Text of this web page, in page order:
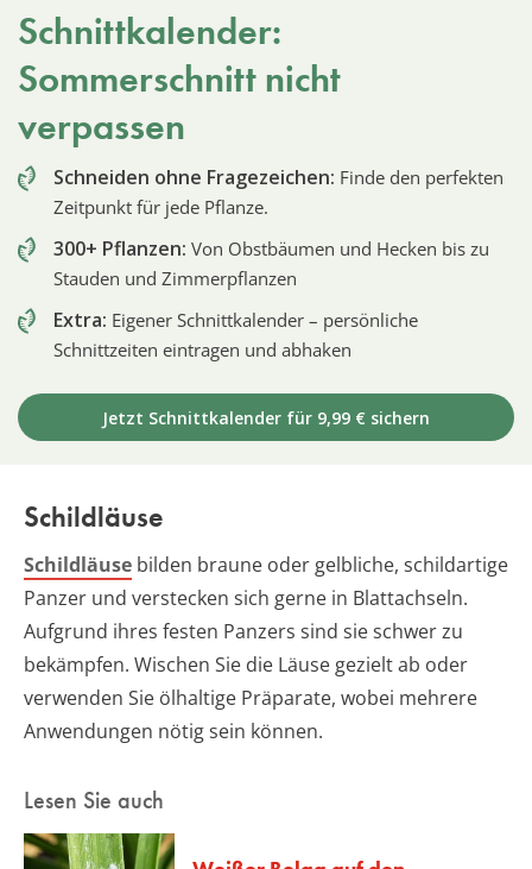
Schnittkalender:
Sommerschnitt nicht
verpassen
Schneiden ohne Fragezeichen: Finde den perfekten
Zeitpunkt für jede Pflanze.
300+ Pflanzen: Von Obstbäumen und Hecken bis zu
Stauden und Zimmerpflanzen
Extra: Eigener Schnittkalender – persönliche
Schnittzeiten eintragen und abhaken
Jetzt Schnittkalender für 9,99 € sichern
Schildläuse
Schildläuse bilden braune oder gelbliche, schildartige
Panzer und verstecken sich gerne in Blattachseln.
Aufgrund ihres festen Panzers sind sie schwer zu
bekämpfen. Wischen Sie die Läuse gezielt ab oder
verwenden Sie ölhaltige Präparate, wobei mehrere
Anwendungen nötig sein können.
Lesen Sie auch